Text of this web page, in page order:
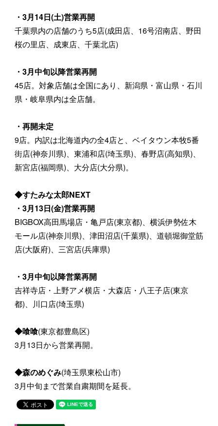
・3月14日(土)営業再開
千葉県内の店舗のうち5店(成田店、16号沼南店、野田
桜の里店、成東店、千葉北店)
・3月中旬以降営業再開
45店。対象店舗は全国にあり、新潟県・富山県・石川
県・岐阜県内は全店舗。
・再開未定
9店。内訳は北海道内の全4店と、ベイタウン本牧5番
街店(神奈川県)、東浦和店(埼玉県)、春野店(高知県)、
新宮店(福岡県)、大分店(大分県)。
◆すたみな太郎NEXT
・3月13日(金)営業再開
BIGBOX高田馬場店・亀戸店(東京都)、横浜伊勢佐木
モール店(神奈川県)、津田沼店(千葉県)、道頓堀御堂筋
店(大阪府)、三宮店(兵庫県)
・3月中旬以降営業再開
吉祥寺店・上野アメ横店・大森店・八王子店(東京
都)、川口店(埼玉県)
◆喰喰(東京都豊島区)
3月13日から営業再開。
◆森のめぐみ(埼玉県東松山市)
3月中旬まで営業自粛期間を延長。